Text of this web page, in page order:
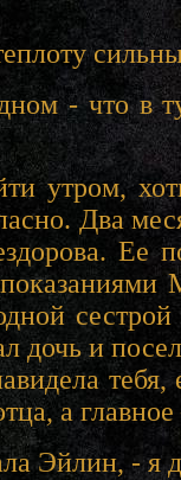
- что в
утром,
Два
Ее
дочь и
а главное
Эйлин, - я